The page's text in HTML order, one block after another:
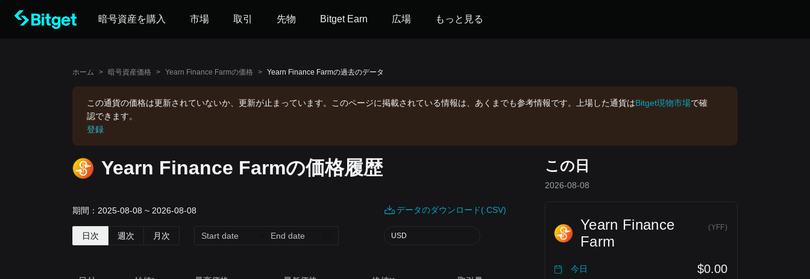
暗号資産を購入 市場 取引 先物 Bitget Earn 広場 もっと見る
ホーム > 暗号資産価格 > Yearn Finance Farmの価格 > Yearn Finance Farmの過去のデータ
この通貨の価格は更新されていないか、更新が止まっています。このページに掲載されている情報は、あくまでも参考情報です。上場した通貨はBitget現物市場で確
認できます。
登録
Yearn Finance Farmの価格履歴
期間：2025-08-08 ~ 2026-08-08
日次 週次 月次
データのダウンロード(.CSV)
USD
この日
2026-08-08
Yearn Finance
Farm
(YFF)
今日 $0.00